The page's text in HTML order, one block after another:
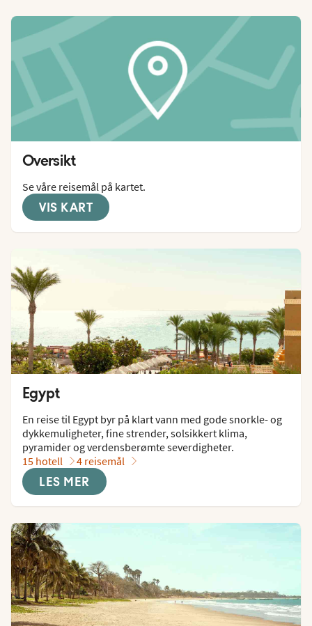
Oversikt
Se våre reisemål på kartet.
VIS KART
Egypt
En reise til Egypt byr på klart vann med gode snorkle- og
dykkemuligheter, fine strender, solsikkert klima,
pyramider og verdensberømte severdigheter.
15 hotell
4 reisemål
LES MER